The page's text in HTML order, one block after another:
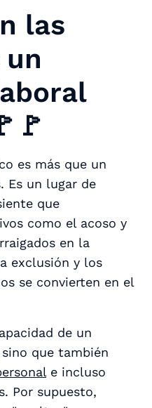
las
es más que un
Es un lugar de
que
como el acoso y
en la
exclusión y los
se convierten en el
de un
que también
e incluso
Por supuesto,